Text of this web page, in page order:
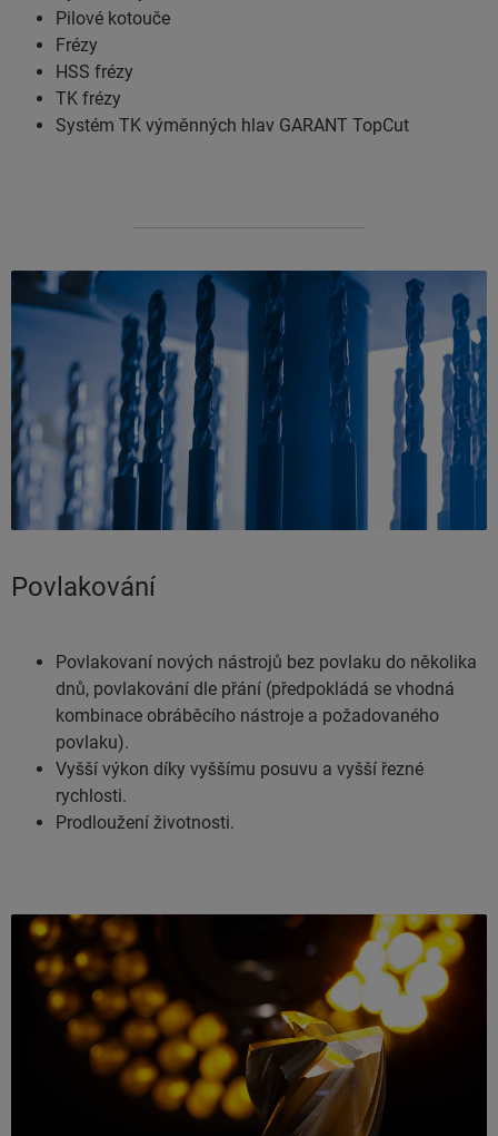
Pilové kotouče
Frézy
HSS frézy
TK frézy
Systém TK výměnných hlav GARANT TopCut
Povlakování
Povlakovaní nových nástrojů bez povlaku do několika
dnů, povlakování dle přání (předpokládá se vhodná
kombinace obráběcího nástroje a požadovaného
povlaku).
Vyšší výkon díky vyššímu posuvu a vyšší řezné
rychlosti.
Prodloužení životnosti.